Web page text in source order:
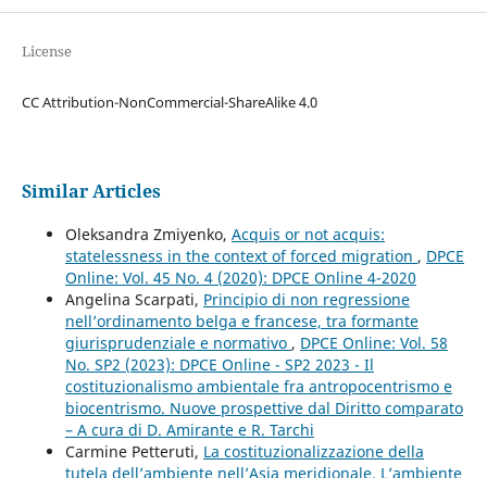
License
CC Attribution-NonCommercial-ShareAlike 4.0
Similar Articles
Oleksandra Zmiyenko, Acquis or not acquis:
statelessness in the context of forced migration , DPCE
Online: Vol. 45 No. 4 (2020): DPCE Online 4-2020
Angelina Scarpati, Principio di non regressione
nell’ordinamento belga e francese, tra formante
giurisprudenziale e normativo , DPCE Online: Vol. 58
No. SP2 (2023): DPCE Online - SP2 2023 - Il
costituzionalismo ambientale fra antropocentrismo e
biocentrismo. Nuove prospettive dal Diritto comparato
– A cura di D. Amirante e R. Tarchi
Carmine Petteruti, La costituzionalizzazione della
tutela dell’ambiente nell’Asia meridionale. L’ambiente